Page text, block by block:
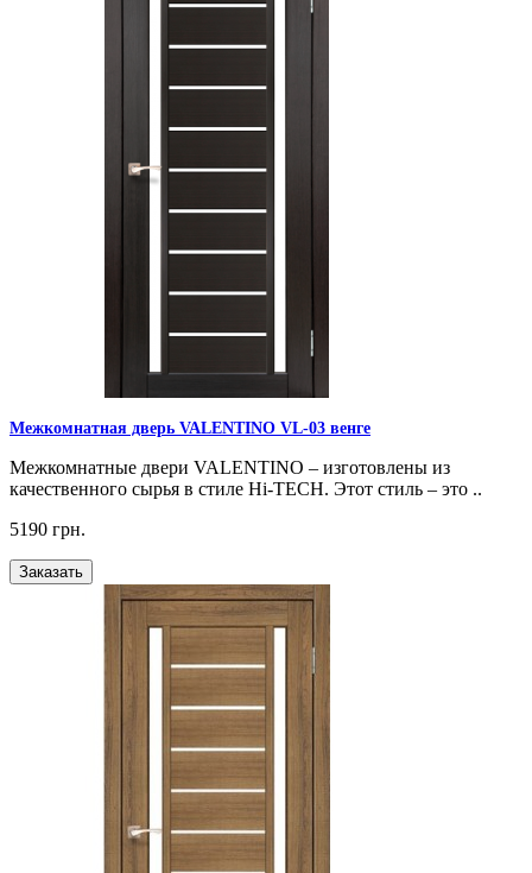
Межкомнатная дверь VALENTINO VL-03 венге
Межкомнатные двери VALENTINO – изготовлены из
качественного сырья в стиле Hi-TECH. Этот стиль – это ..
5190 грн.
Заказать